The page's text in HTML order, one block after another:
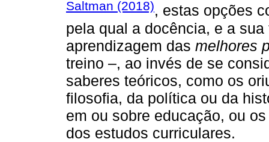
Saltman (2018), estas opções
pela qual a docência, e a
aprendizagem das melhores
treino –, ao invés de se
saberes teóricos, como os
filosofia, da política ou da
em ou sobre educação, ou
dos estudos curriculares.